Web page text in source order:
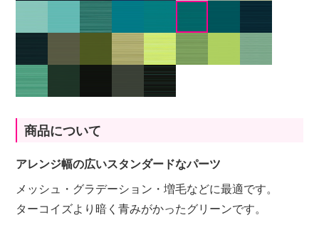
商品について
アレンジ幅の広いスタンダードなパーツ
メッシュ・グラデーション・増毛などに最適です。
ターコイズより暗く青みがかったグリーンです。